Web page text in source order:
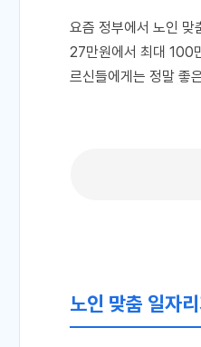
요즘 정부에서 노인
27만원에서 최대 100
르신들에게는 정말 좋
노인 맞춤 일자